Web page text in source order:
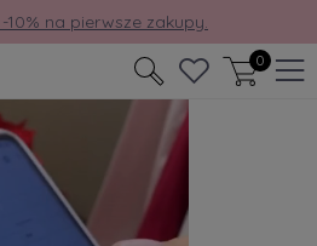
na pierwsze zakupy.
0